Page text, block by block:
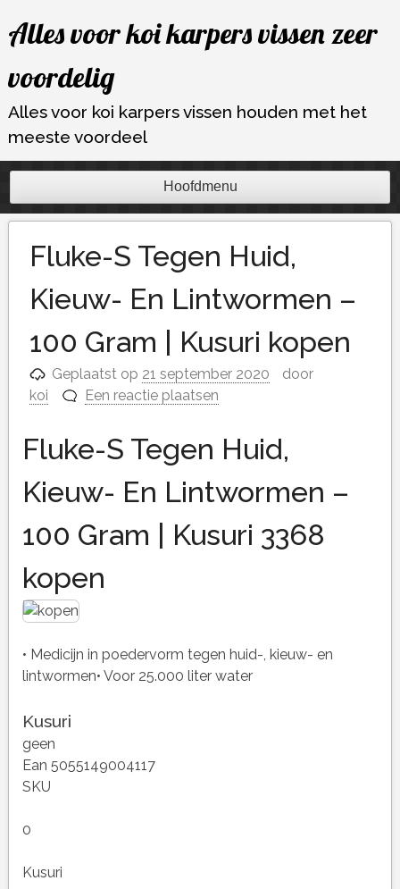
naar
inhoud
Alles voor koi karpers vissen zeer
voordelig
Alles voor koi karpers vissen houden met het
meeste voordeel
Hoofdmenu
Fluke-S Tegen Huid,
Kieuw- En Lintwormen –
100 Gram | Kusuri kopen
Geplaatst op 21 september 2020
door
koi
Een reactie plaatsen
Fluke-S Tegen Huid,
Kieuw- En Lintwormen –
100 Gram | Kusuri 3368
kopen
• Medicijn in poedervorm tegen huid-, kieuw- en
lintwormen• Voor 25.000 liter water
Kusuri
geen
Ean 5055149004117
SKU
0
Kusuri